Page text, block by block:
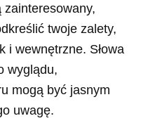
twoje zalety,
i wewnętrzne. Słowa
wyglądu,
mogą być jasnym
uwagę.